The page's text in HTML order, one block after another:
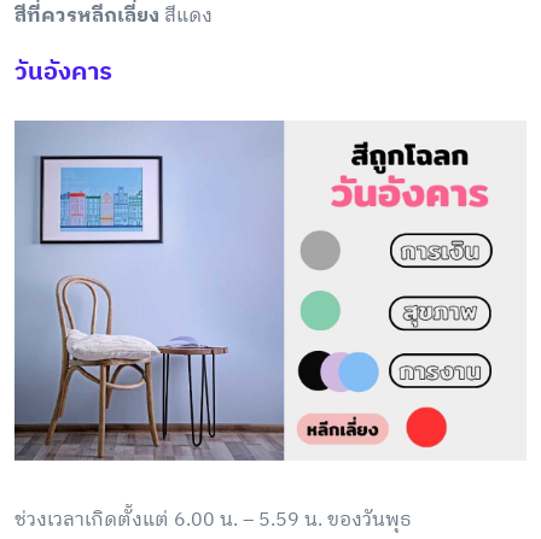
สีที่ควรหลีกเลี่ยง สีแดง
วันอังคาร
ช่วงเวลาเกิดตั้งแต่ 6.00 น. – 5.59 น.ของวันพุธ